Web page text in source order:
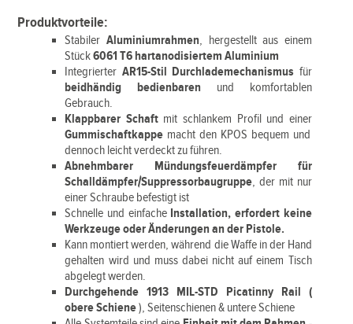
Produktvorteile:
Stabiler Aluminiumrahmen, hergestellt aus einem
Stück6061 T6 hartanodisiertem Aluminium
Integrierter AR15-Stil Durchlademechanismus für
beidhändig bedienbaren und komfortablen
Gebrauch.
Klappbarer Schaft mit schlankem Profil und einer
Gummischaftkappe macht den KPOS bequem und
dennoch leicht verdeckt zu führen.
Abnehmbarer Mündungsfeuerdämpfer für
Schalldämpfer/Suppressorbaugruppe, der mit nur
einer Schraube befestigt ist
Schnelle und einfacheInstallation, erfordert keine
Werkzeuge oder Änderungen an der Pistole.
Kann montiert werden, während die Waffe in der Hand
gehalten wird und muss dabei nicht auf einem Tisch
abgelegt werden.
Durchgehende 1913 MIL-STD Picatinny Rail (
obere Schiene), Seitenschienen & untere Schiene